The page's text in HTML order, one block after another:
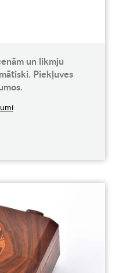
un likmju
Piekļuves